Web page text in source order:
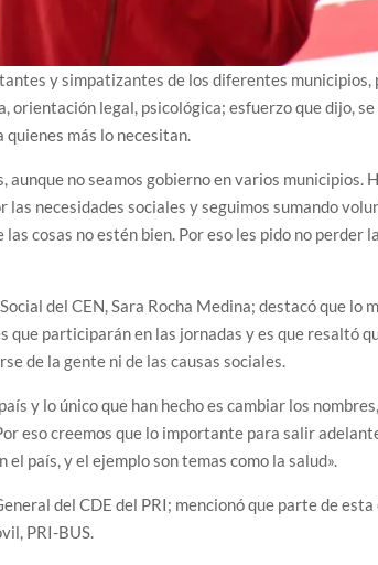
y simpatizantes de los diferentes municipios,
orientación legal, psicológica; esfuerzo que dijo,
más lo necesitan.
aunque no seamos gobierno en varios municipios.
las necesidades sociales y seguimos sumando
cosas no estén bien. Por eso les pido no perder
del CEN, Sara Rocha Medina; destacó que lo
que participarán en las jornadas y es que resaltó
de la gente ni de las causas sociales.
y lo único que han hecho es cambiar los
eso creemos que lo importante para salir
el país, y el ejemplo son temas como la salud».
del CDE del PRI; mencionó que parte de
PRI-BUS.